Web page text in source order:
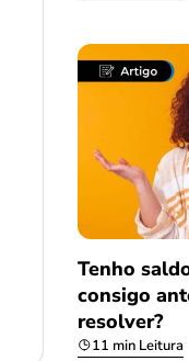
Tenho
consigo
resolver?
11 min Leitura